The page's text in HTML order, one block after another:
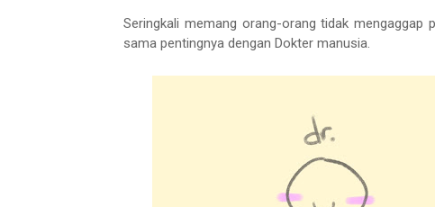
Seringkali memang orang-orang tidak
sama pentingnya dengan Dokter manusia.